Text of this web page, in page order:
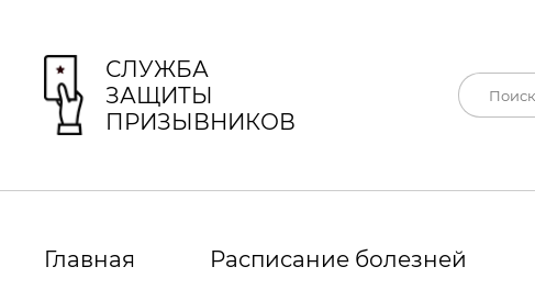
СЛУЖБА
ЗАЩИТЫ
ПРИЗЫВНИКОВ
Главная Расписание болезней